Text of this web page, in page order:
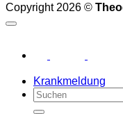
Copyright 2026 ©
Krankmeldung